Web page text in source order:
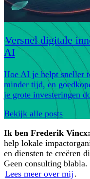
Versnel digitale
AI
Hoe AI je helpt sneller
minder tijd, en
je grote investeringen
Bekijk alle posts
Ik ben Frederik Vincx:
help lokale
en diensten te creëren
Geen consulting
Lees meer over mij .